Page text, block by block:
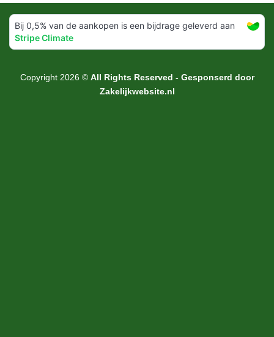
Copyright 2026 © All Rights Reserved - Gesponserd door
Zakelijkwebsite.nl